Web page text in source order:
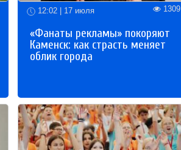
12:02 | 17 июля 1309
«Фанаты рекламы» покоряют
Каменск: как страсть меняет
облик города